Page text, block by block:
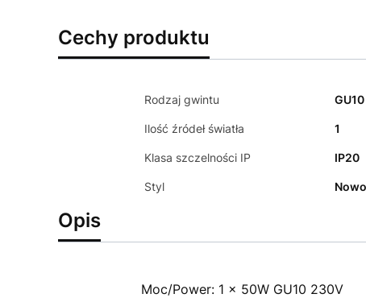
Cechy produktu
Rodzaj gwintu GU10
Ilość źródeł światła 1
Klasa szczelności IP IP20
Styl
Opis
Moc/Power: 1 x 50W GU10 230V